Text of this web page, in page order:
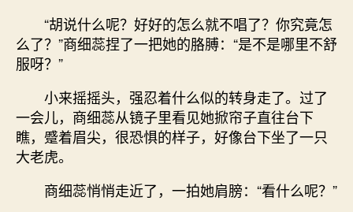
“胡说什么呢？好好的怎么就不唱了？你究竟怎
么了？”商细蕊捏了一把她的胳膊：“是不是哪里不舒
服呀？”
小来摇摇头，强忍着什么似的转身走了。过了
一会儿，商细蕊从镜子里看见她掀帘子直往台下
瞧，蹙着眉尖，很恐惧的样子，好像台下坐了一只
大老虎。
商细蕊悄悄走近了，一拍她肩膀：“看什么呢？”